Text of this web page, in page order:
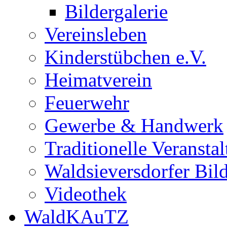
Bildergalerie
Vereinsleben
Kinderstübchen e.V.
Heimatverein
Feuerwehr
Gewerbe & Handwerk
Traditionelle
Waldsieversdorfer
Videothek
WaldKAuTZ